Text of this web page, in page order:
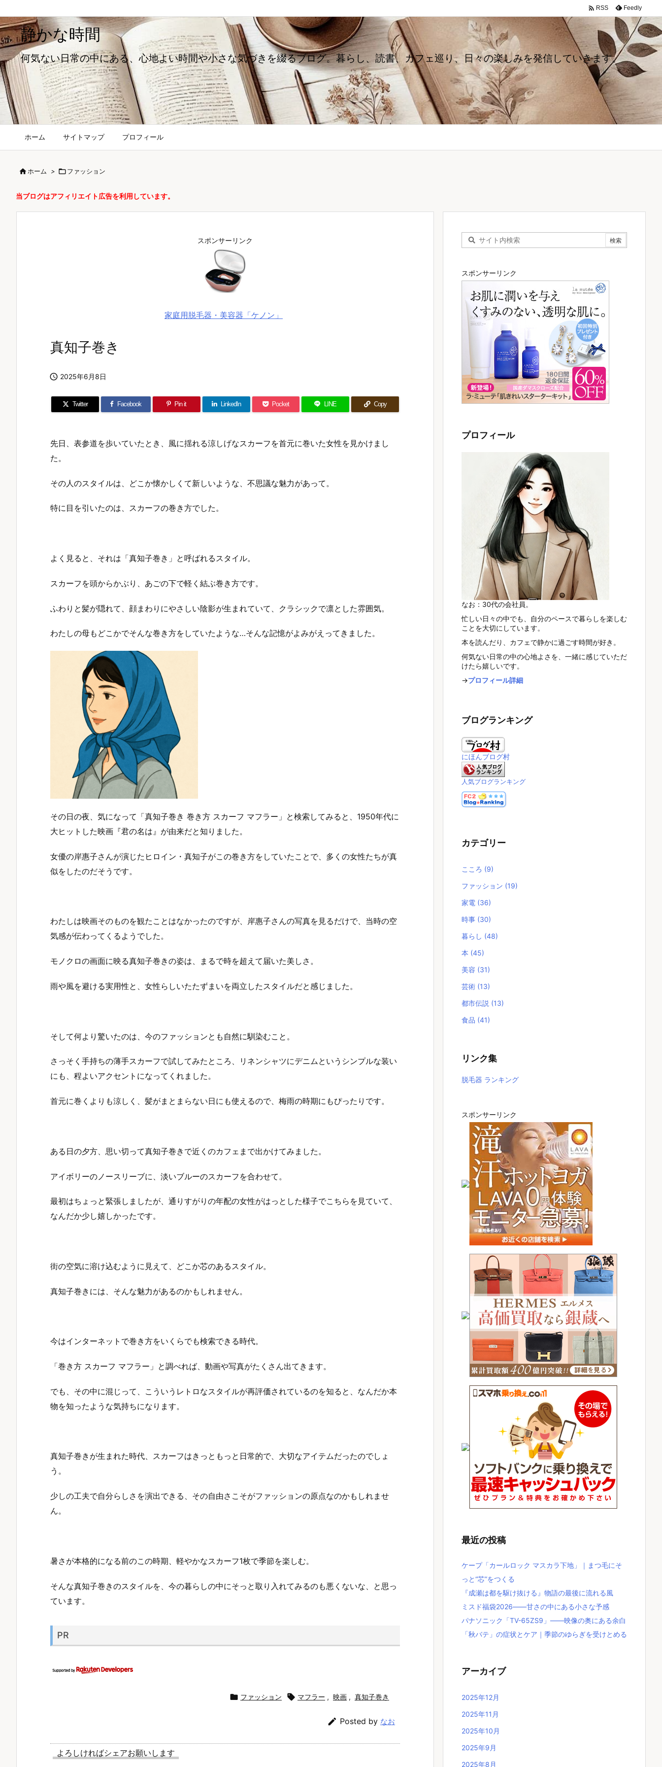
静かな時間
何気ない日常の中にある、心地よい時間や小さな気づきを綴るブログ。暮らし、読書、カフェ巡り、日々の楽しみを発信していきます。
ホーム サイトマップ プロフィール
 RSS Feedly
ホーム > ファッション
当ブログはアフィリエイト広告を利用しています。
スポンサーリンク
家庭用脱毛器・美容器「ケノン」
真知子巻き
 2025年6月8日
Twitter Facebook Pin it LinkedIn Pocket LINE Copy
先日、表参道を歩いていたとき、風に揺れる涼しげなスカーフを首元に巻いた女性を見かけまし
た。
その人のスタイルは、どこか懐かしくて新しいような、不思議な魅力があって。
特に目を引いたのは、スカーフの巻き方でした。
よく見ると、それは「真知子巻き」と呼ばれるスタイル。
スカーフを頭からかぶり、あごの下で軽く結ぶ巻き方です。
ふわりと髪が隠れて、顔まわりにやさしい陰影が生まれていて、クラシックで凛とした雰囲気。
わたしの母もどこかでそんな巻き方をしていたような…そんな記憶がよみがえってきました。
その日の夜、気になって「真知子巻き 巻き方 スカーフ マフラー」と検索してみると、1950年代に
大ヒットした映画『君の名は』が由来だと知りました。
女優の岸惠子さんが演じたヒロイン・真知子がこの巻き方をしていたことで、多くの女性たちが真
似をしたのだそうです。
わたしは映画そのものを観たことはなかったのですが、岸惠子さんの写真を見るだけで、当時の空
気感が伝わってくるようでした。
モノクロの画面に映る真知子巻きの姿は、まるで時を超えて届いた美しさ。
雨や風を避ける実用性と、女性らしいたたずまいを両立したスタイルだと感じました。
そして何より驚いたのは、今のファッションとも自然に馴染むこと。
さっそく手持ちの薄手スカーフで試してみたところ、リネンシャツにデニムというシンプルな装い
にも、程よいアクセントになってくれました。
首元に巻くよりも涼しく、髪がまとまらない日にも使えるので、梅雨の時期にもぴったりです。
ある日の夕方、思い切って真知子巻きで近くのカフェまで出かけてみました。
アイボリーのノースリーブに、淡いブルーのスカーフを合わせて。
最初はちょっと緊張しましたが、通りすがりの年配の女性がはっとした様子でこちらを見ていて、
なんだか少し嬉しかったです。
街の空気に溶け込むように見えて、どこか芯のあるスタイル。
真知子巻きには、そんな魅力があるのかもしれません。
今はインターネットで巻き方をいくらでも検索できる時代。
「巻き方 スカーフ マフラー」と調べれば、動画や写真がたくさん出てきます。
でも、その中に混じって、こういうレトロなスタイルが再評価されているのを知ると、なんだか本
物を知ったような気持ちになります。
真知子巻きが生まれた時代、スカーフはきっともっと日常的で、大切なアイテムだったのでしょ
う。
少しの工夫で自分らしさを演出できる、その自由さこそがファッションの原点なのかもしれませ
ん。
暑さが本格的になる前のこの時期、軽やかなスカーフ1枚で季節を楽しむ。
そんな真知子巻きのスタイルを、今の暮らしの中にそっと取り入れてみるのも悪くないな、と思っ
ています。
PR
 ファッション  マフラー , 映画 , 真知子巻き
 Posted by なお
よろしければシェアお願いします
スポンサーリンク
プロフィール
なお：30代の会社員。
忙しい日々の中でも、自分のペースで暮らしを楽しむ
ことを大切にしています。
本を読んだり、カフェで静かに過ごす時間が好き。
何気ない日常の中の心地よさを、一緒に感じていただ
けたら嬉しいです。
→プロフィール詳細
ブログランキング
にほんブログ村
人気ブログランキング
カテゴリー
こころ (9)
ファッション (19)
家電 (36)
時事 (30)
暮らし (48)
本 (45)
美容 (31)
芸術 (13)
都市伝説 (13)
食品 (41)
リンク集
脱毛器 ランキング
スポンサーリンク
最近の投稿
ケープ「カールロック マスカラ下地」｜まつ毛にそ
っと“芯”をつくる
『成瀬は都を駆け抜ける』物語の最後に流れる風
ミスド福袋2026――甘さの中にある小さな予感
パナソニック「TV-65ZS9」――映像の奥にある余白
「秋バテ」の症状とケア｜季節のゆらぎを受けとめる
アーカイブ
2025年12月
2025年11月
2025年10月
2025年9月
2025年8月